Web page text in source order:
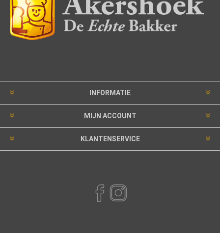
INFORMATIE
MIJN ACCOUNT
KLANTENSERVICE